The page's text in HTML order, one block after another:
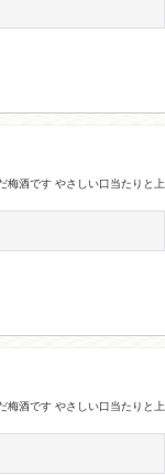
酒です やさしい口当たりと上
酒です やさしい口当たりと上